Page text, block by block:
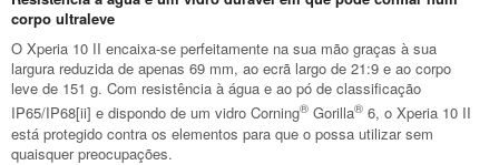
corpo ultraleve
O Xperia 10 II encaixa-se perfeitamente na sua mão graças à sua
largura reduzida de apenas 69 mm, ao ecrã largo de 21:9 e ao corpo
leve de 151 g. Com resistência à água e ao pó de classificação
IP65/IP68[ii] e dispondo de um vidro Corning® Gorilla® 6, o Xperia 10 II
está protegido contra os elementos para que o possa utilizar sem
quaisquer preocupações.